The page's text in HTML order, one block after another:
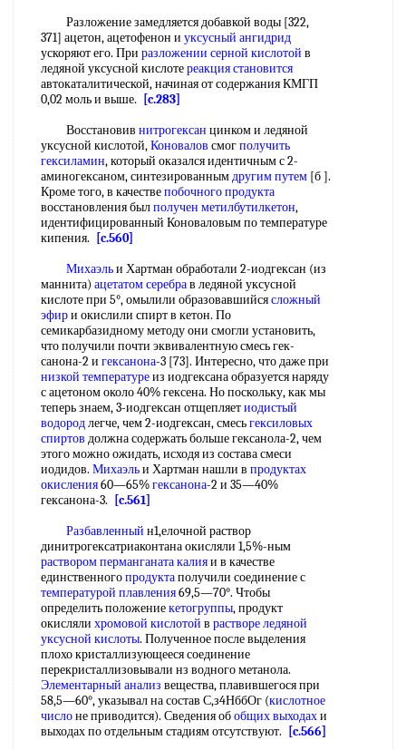
Разложение замедляется добавкой воды [322,
371] ацетон, ацетофенон и уксусный ангидрид
ускоряют его. При разложении серной кислотой в
ледяной уксусной кислотереакция становится
автокаталитической, начиная от содержания КМГП
0,02 моль и выше.
[c.283]
Восстановив нитрогексан цинком и ледяной
уксусной кислотой,Коновалов смогполучить
гексиламин, который оказался идентичным с 2-
аминогексаном, синтезированнымдругим путем [б ].
Кроме того, в качествепобочного продукта
восстановления былполучен метилбутилкетон,
идентифицированный Коноваловым по температуре
кипения.
[c.560]
Михаэльи Хартман обработали 2-иодгексан (из
маннита) ацетатом серебрав ледяной уксусной
кислоте при 5°, омылили образовавшийсясложный
эфири окислили спирт в кетон. По
семикарбазидному методу они смогли установить,
что получили почти эквивалентную смесь гек-
санона-2 и гексанона-3 [73]. Интересно, что даже при
низкой температуреиз иодгексана образуется наряду
с ацетоном около 40% гексена. Но поскольку, как мы
теперь знаем, 3-иодгексан отщепляетиодистый
водородлегче, чем 2-иодгексан, смесьгексиловых
спиртов должна содержать больше гексанола-2, чем
этого можно ожидать, исходя из состава смеси
иодидов. Михаэльи Хартман нашли в продуктах
окисления60—65%гексанона-2 и 35—40%
гексанона-3.
[c.561]
Разбавленный н1,елочной раствор
динитрогексатриаконтана окисляли 1,5%-ным
раствором перманганата калияи в качестве
единственногопродуктаполучили соединение с
температурой плавления69,5—70°. Чтобы
определить положениекетогруппы, продукт
окисляли хромовой кислотой в растворе ледяной
уксусной кислоты. Полученное после выделения
плохо кристаллизующееся соединение
перекристаллизовывали нз водного метанола.
Элементарный анализ вещества, плавившегося при
58,5—60°, указывал на состав С,з4НббОг (кислотное
числоне приводится). Сведения обобщих выходахи
выходах по отдельным стадиям отсутствуют.
[c.566]